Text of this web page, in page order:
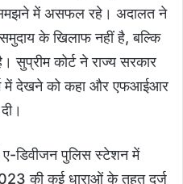
समझने में असफल रहे। अदालत ने
के खिलाफ नहीं है, बल्कि
सुप्रीम कोर्ट ने राज्य सरकार
में देखने को कहा और एफआईआर
डिवीजन पुलिस स्टेशन में
की कई धाराओं के तहत दर्ज